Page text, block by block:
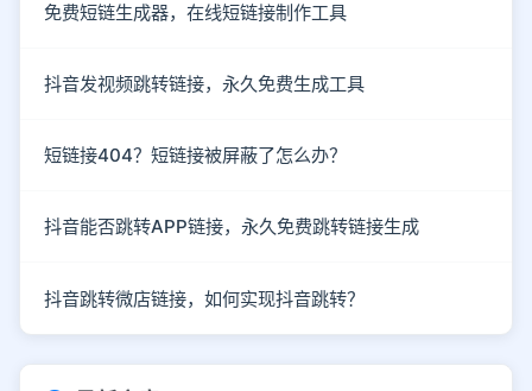
免费短链生成器，在线短链接制作工具
抖音发视频跳转链接，永久免费生成工具
短链接404？短链接被屏蔽了怎么办？
抖音能否跳转APP链接，永久免费跳转链接生成
抖音跳转微店链接，如何实现抖音跳转？